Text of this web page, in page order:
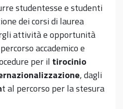
studentesse e studenti
dei corsi di laurea
attività e opportunità
accademico e
per il tirocinio
, dagli
tal percorso per la stesura